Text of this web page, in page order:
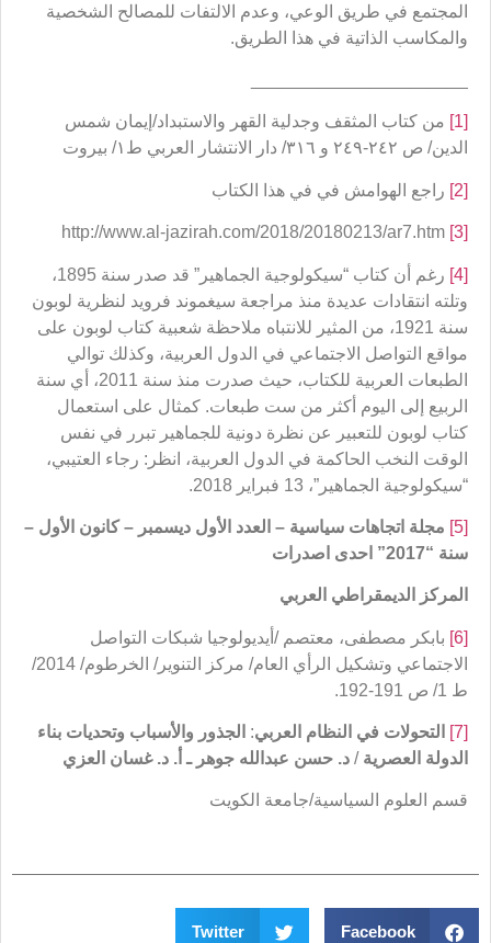
المجتمع في طريق الوعي، وعدم الالتفات للمصالح الشخصية
والمكاسب الذاتية في هذا الطريق.
[1]
من كتاب المثقف وجدلية القهر والاستبداد/إيمان شمس
الدين/ ص ٢٤٢-٢٤٩ و ٣١٦/ دار الانتشار العربي ط١/ بيروت
[2] راجع الهوامش في في هذا الكتاب
[3]
[4]
رغم أن كتاب “سيكولوجية الجماهير” قد صدر سنة 1895،
وتلته انتقادات عديدة منذ مراجعة سيغموند فرويد لنظرية لوبون
سنة 1921، من المثير للانتباه ملاحظة شعبية كتاب لوبون على
مواقع التواصل الاجتماعي في الدول العربية، وكذلك توالي
الطبعات العربية للكتاب، حيث صدرت منذ سنة 2011، أي سنة
الربيع إلى اليوم أكثر من ست طبعات. كمثال على استعمال
كتاب لوبون للتعبير عن نظرة دونية للجماهير تبرر في نفس
الوقت النخب الحاكمة في الدول العربية، انظر: رجاء العتيبي،
“سيكولوجية الجماهير”، 13 فبراير 2018.
[5] مجلة اتجاهات سياسية – العدد الأول ديسمبر –كانون الأول –
سنة “2017” احدى اصدرات
المركز الديمقراطي العربي
[6]
بابكر مصطفى، معتصم /أيديولوجيا شبكات التواصل
الاجتماعي وتشكيل الرأي العام/ مركز التنوير/ الخرطوم/ 2014/
ط 1/ ص 191-192.
[7] التحولات في النظام العربي: الجذور والأسباب وتحديات بناء
الدولة العصرية / د. حسن عبدالله جوهر ـ أ. د. غسان العزي
قسم العلوم السياسية/جامعة الكويت
Facebook
Twitter